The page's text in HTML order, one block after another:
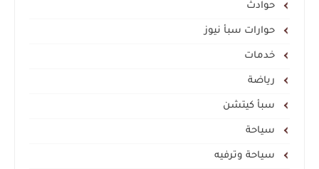
حوادث
حوارات سبأ نيوز
خدمات
رياضة
سبأ كيتشن
سياحة
سياحة وترفيه